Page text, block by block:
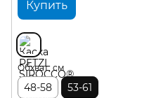
Купить
Обхват, см
48-58 53-61